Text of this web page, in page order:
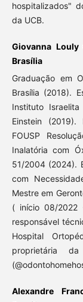
hospitalizados"
da UCB.
Giovanna Louly
Brasília
Graduação em
Brasília (2018).
Instituto
Einstein
FOUSP
Inalatória com
51/2004 (2024).
com
Mestre em
( início 08/2022
responsável
Hospital
proprietária
Alexandre